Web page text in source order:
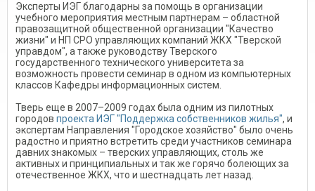
Эксперты ИЭГ благодарны за помощь в организации
учебного мероприятия местным партнерам – областной
правозащитной общественной организации "Качество
жизни" и НП СРО управляющих компаний ЖКХ "Тверской
управдом", а также руководству Тверского
государственного технического университета за
возможность провести семинар в одном из компьютерных
классов Кафедры информационных систем.
Тверь еще в 2007–2009 годах была одним из пилотных
городов проекта ИЭГ "Поддержка собственников жилья", и
экспертам Направления "Городское хозяйство" было очень
радостно и приятно встретить среди участников семинара
давних знакомых – тверских управляющих, столь же
активных и принципиальных и так же горячо болеющих за
отечественное ЖКХ, что и шестнадцать лет назад.